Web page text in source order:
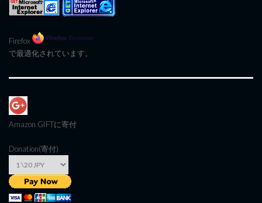
Firefox
で最適化されています。
Amazon GIFTに寄付
Donation(寄付)